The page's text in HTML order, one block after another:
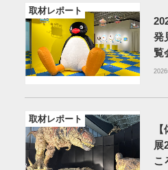
取材レポート
発
覧
2026
取材レポート
展
こ